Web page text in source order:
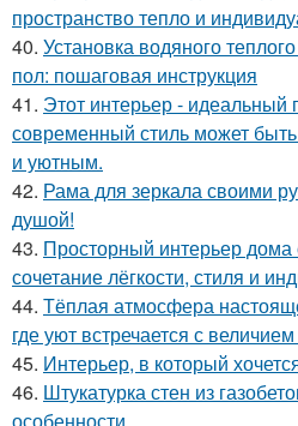
пространство тепло и
40. Установка водяного
пол: пошаговая инструкция
41. Этот интерьер - идеальный
современный стиль может
и уютным.
42. Рама для зеркала своими
душой!
43. Просторный интерьер дома
сочетание лёгкости, стиля и
44. Тёплая атмосфера
где уют встречается с
45. Интерьер, в который
46. Штукатурка стен из
особенности